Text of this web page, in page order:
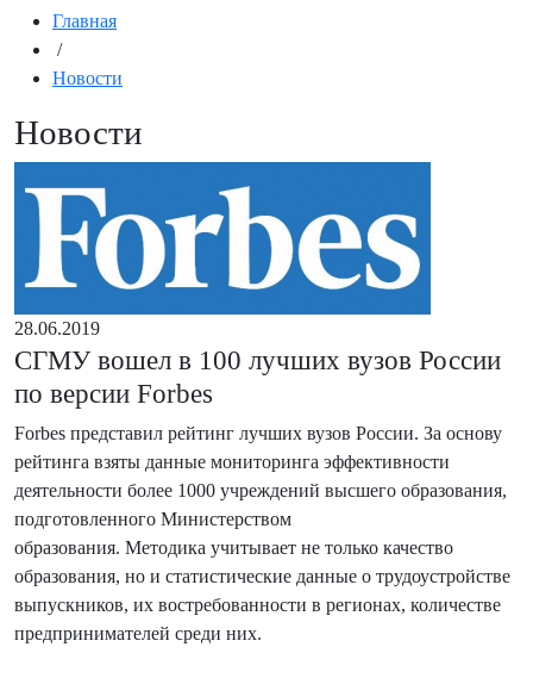
Главная
/
Новости
Новости
28.06.2019
СГМУ вошел в 100 лучших вузов России
по версии Forbes
Forbes представил рейтинг лучших вузов России. За основу
рейтинга взяты данные мониторинга эффективности
деятельности более 1000 учреждений высшего образования,
подготовленного Министерством
образования. Методика учитывает не только качество
образования, но и статистические данные о трудоустройстве
выпускников, их востребованности в регионах, количестве
предпринимателей среди них.